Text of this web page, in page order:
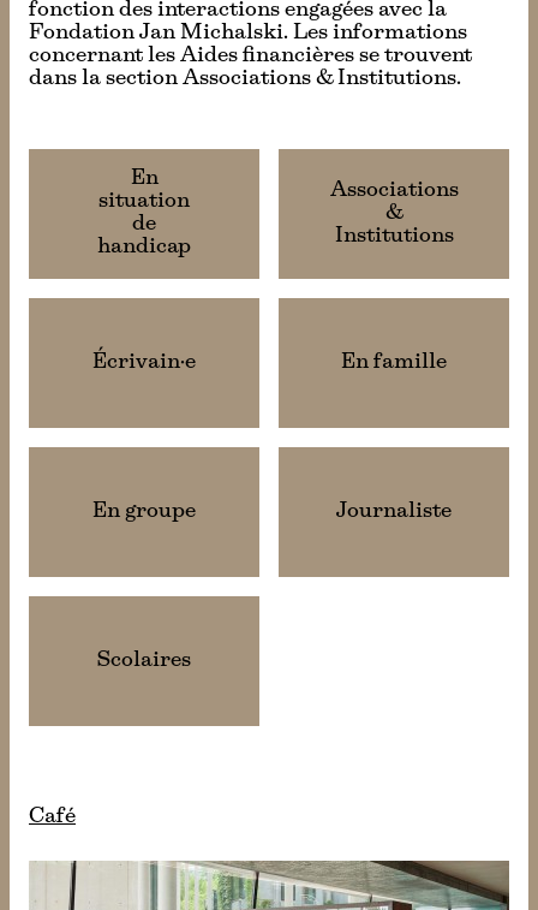
fonction des interactions engagées avec la
Fondation Jan Michalski. Les informations
concernant les Aides financières se trouvent
dans la section Associations & Institutions.
En
situation
de
handicap
Associations
&
Institutions
Écrivain·e En famille
En groupe Journaliste
Scolaires
Café